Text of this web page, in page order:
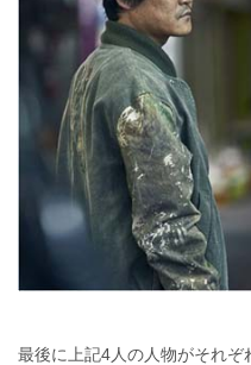
最後に上記4人の人物がそれぞ